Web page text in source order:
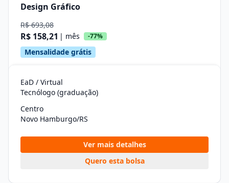
Design Gráfico
R$ 693,08
R$ 158,21 | mês -77%
Mensalidade grátis
EaD / Virtual
Tecnólogo (graduação)
Centro
Novo Hamburgo/RS
Ver mais detalhes
Quero esta bolsa